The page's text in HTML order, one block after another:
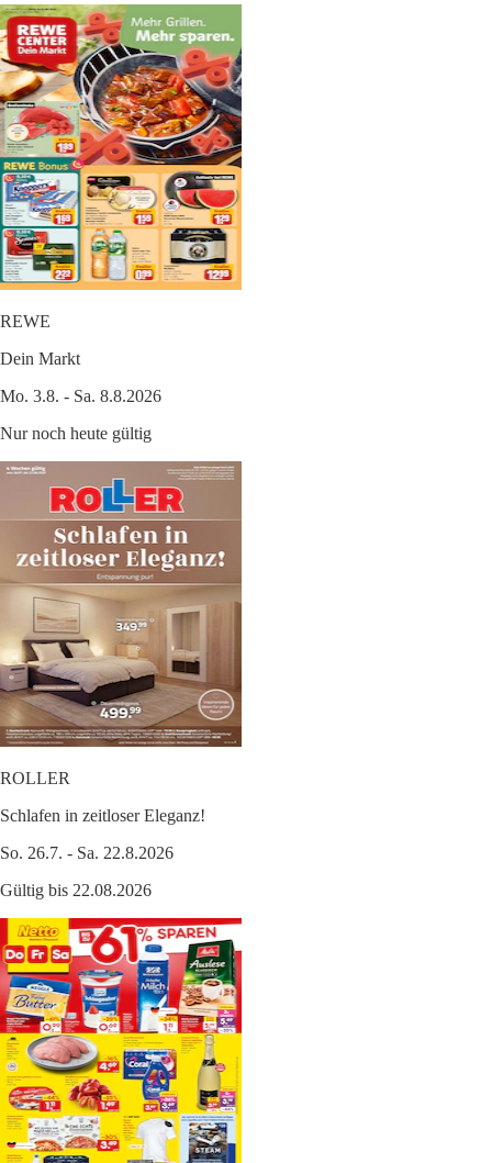
REWE
Dein Markt
Mo. 3.8. - Sa. 8.8.2026
Nur noch heute gültig
ROLLER
Schlafen in zeitloser Eleganz!
So. 26.7. - Sa. 22.8.2026
Gültig bis 22.08.2026